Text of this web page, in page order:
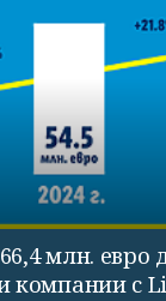
млн. евро
компании с